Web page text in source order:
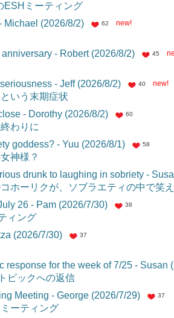
ミーティング
Michael (2026/8/2)
62 new!
- Robert (2026/8/2)
45
- Jeff (2026/8/2)
いう末期症状
40 new!
- Dorothy (2026/8/2)
わりに
60
goddess? - Yuu (2026/8/1)
神様？
58
drunk to laughing in sobriety -
ホーリクが、ソブラエティの中で
26 - Pam (2026/7/30)
ィング
38
(2026/7/30)
37
response for the week of 7/25 - Susan
ピックへの返信
Meeting - George (2026/7/29)
ーティング
37